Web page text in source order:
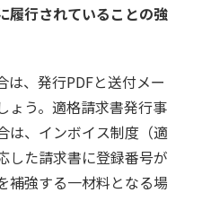
履行されていることの強
は、発行PDFと送付メー
ょう。適格請求書発行事
は、インボイス制度（適
した請求書に登録番号が
補強する一材料となる場